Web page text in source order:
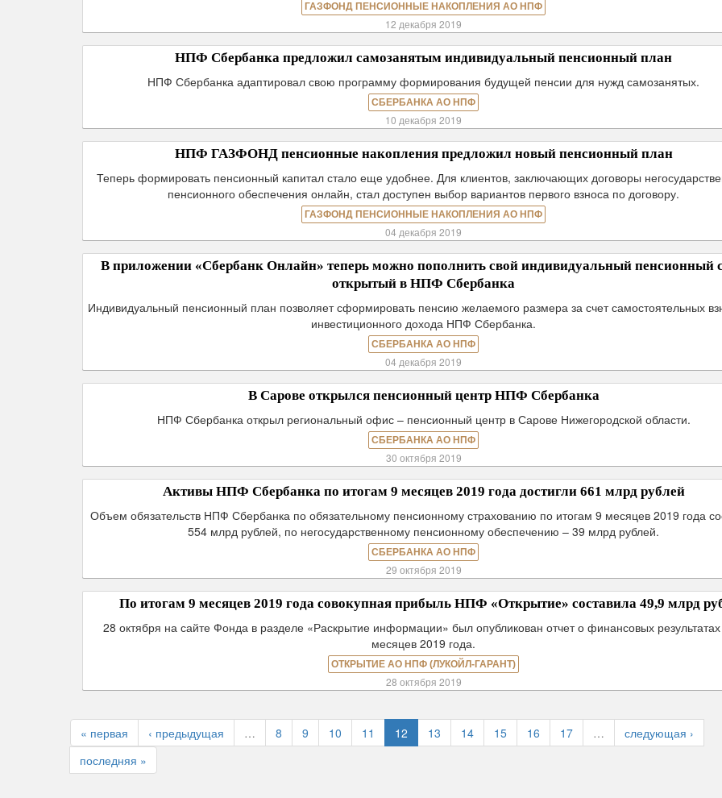
ГАЗФОНД ПЕНСИОННЫЕ НАКОПЛЕНИЯ АО НПФ
12 декабря 2019
НПФ Сбербанка предложил самозанятым индивидуальный пенсионный план
НПФ Сбербанка адаптировал свою программу формирования будущей пенсии для нужд самозанятых.
СБЕРБАНКА АО НПФ
10 декабря 2019
НПФ ГАЗФОНД пенсионные накопления предложил новый пенсионный план
Теперь формировать пенсионный капитал стало еще удобнее. Для клиентов, заключающих договоры
пенсионного обеспечения онлайн, стал доступен выбор вариантов первого взноса по договору.
ГАЗФОНД ПЕНСИОННЫЕ НАКОПЛЕНИЯ АО НПФ
04 декабря 2019
В приложении «Сбербанк Онлайн» теперь можно пополнить свой индивидуальный пенсионный
открытый в НПФ Сбербанка
Индивидуальный пенсионный план позволяет сформировать пенсию желаемого размера за счет самостоятельных
инвестиционного дохода НПФ Сбербанка.
СБЕРБАНКА АО НПФ
04 декабря 2019
В Сарове открылся пенсионный центр НПФ Сбербанка
НПФ Сбербанка открыл региональный офис – пенсионный центр в Сарове Нижегородской области.
СБЕРБАНКА АО НПФ
30 октября 2019
Активы НПФ Сбербанка по итогам 9 месяцев 2019 года достигли 661 млрд рублей
Объем обязательств НПФ Сбербанка по обязательному пенсионному страхованию по итогам 9 месяцев 2019 года
554 млрд рублей, по негосударственному пенсионному обеспечению – 39 млрд рублей.
СБЕРБАНКА АО НПФ
29 октября 2019
По итогам 9 месяцев 2019 года совокупная прибыль НПФ «Открытие» составила 49,9 млрд
28 октября на сайте Фонда в разделе «Раскрытие информации» был опубликован отчет о финансовых результатах
месяцев 2019 года.
ОТКРЫТИЕ АО НПФ (ЛУКОЙЛ-ГАРАНТ)
28 октября 2019
« первая ‹ предыдущая … 8 9 10 11 12 13 14 15 16 17 …
следующая ›
последняя »